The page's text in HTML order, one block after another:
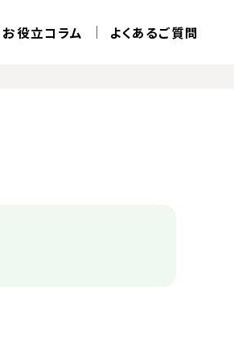
お役立コラム よくあるご質問